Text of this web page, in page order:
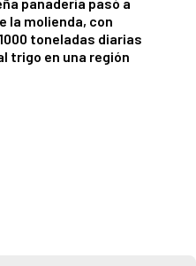
la molienda, con
toneladas diarias
trigo en una región